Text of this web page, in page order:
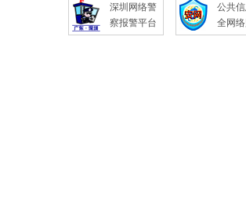
深圳网络警
察报警平台
公共
全网